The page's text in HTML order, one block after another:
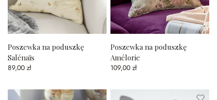
Poszewka na poduszkę
Salénaïs
89,00 zł
Poszewka na poduszkę
Amélorie
109,00 zł